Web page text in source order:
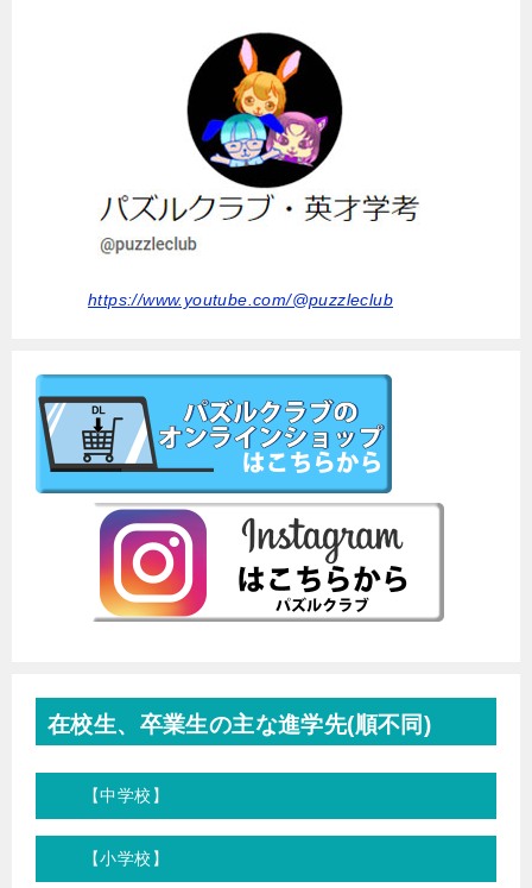
https://www.youtube.com/@puzzleclub
在校生、卒業生の主な進学先(順不同)
【中学校】
【小学校】